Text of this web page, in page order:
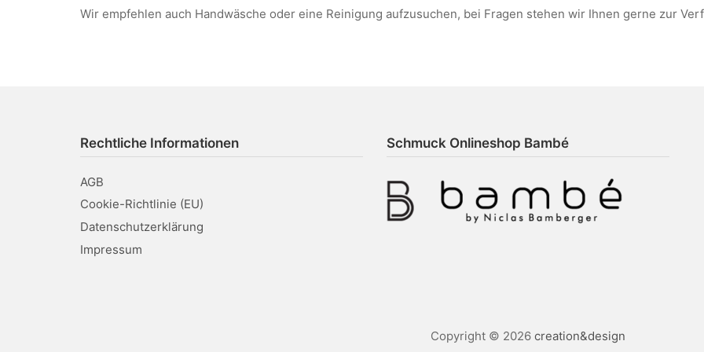
Wir empfehlen auch Handwäsche oder eine Reinigung aufzusuchen, bei Fragen stehen wir Ihnen gerne zur
Rechtliche Informationen
AGB
Cookie-Richtlinie (EU)
Datenschutzerklärung
Impressum
Schmuck Onlineshop Bambé
Copyright © 2026 creation&design